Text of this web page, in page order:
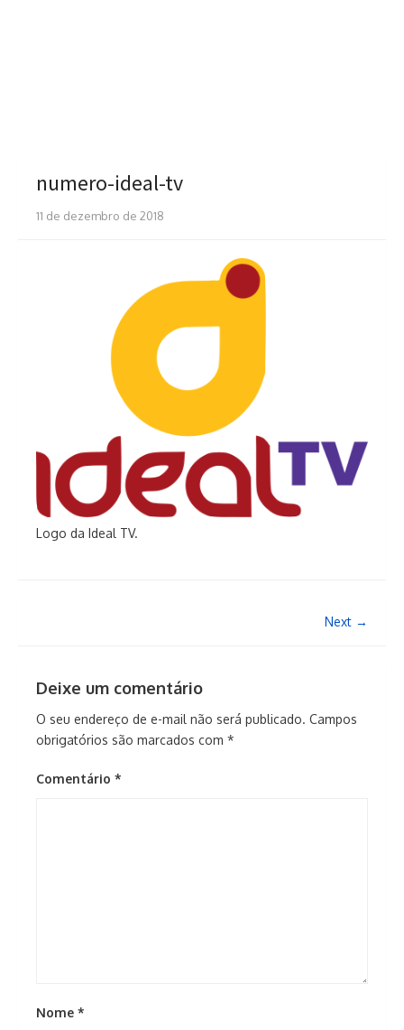
numero-ideal-tv
11 de dezembro de 2018
Logo da Ideal TV.
Next →
Deixe um comentário
O seu endereço de e-mail não será publicado. Campos
obrigatórios são marcados com *
Comentário *
Nome *